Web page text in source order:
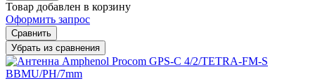
Товар добавлен в корзину
Оформить запрос
Сравнить
Убрать из сравнения